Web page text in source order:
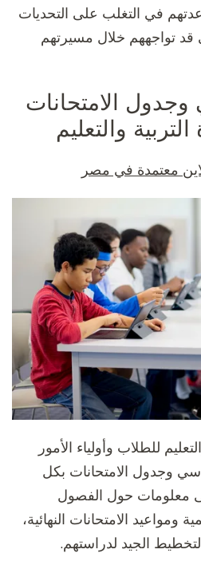
في التغلب على التحديات
قد تواجههم خلال مسيرتهم
وجدول الامتحانات
والتعليم
معتمدة في مصر
للطلاب وأولياء الأمور
وجدول الامتحانات بكل
معلومات حول الفصول
ومواعيد الامتحانات النهائية،
الجيد لدراستهم.